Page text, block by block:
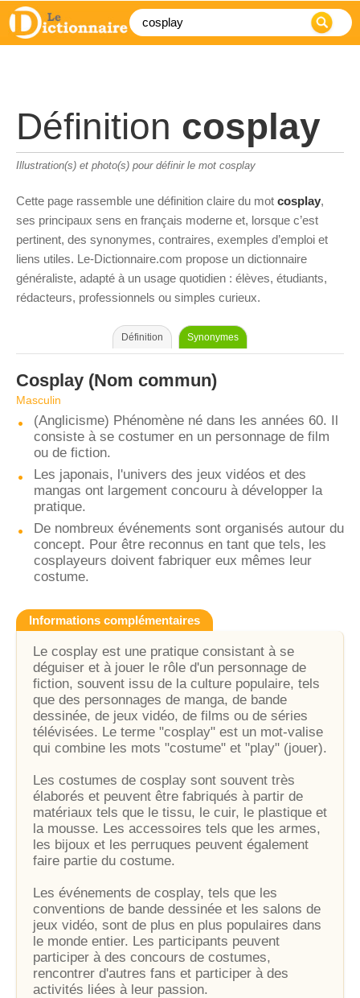
Définition cosplay
Illustration(s) et photo(s) pour définir le mot cosplay
Cette page rassemble une définition claire du mot cosplay,
ses principaux sens en français moderne et, lorsque c’est
pertinent, des synonymes, contraires, exemples d’emploi et
liens utiles. Le-Dictionnaire.com propose un dictionnaire
généraliste, adapté à un usage quotidien : élèves, étudiants,
rédacteurs, professionnels ou simples curieux.
Définition Synonymes
Cosplay (Nom commun)
Masculin
(Anglicisme) Phénomène né dans les années 60. Il
consiste à se costumer en un personnage de film
ou de fiction.
Les japonais, l'univers des jeux vidéos et des
mangas ont largement concouru à développer la
pratique.
De nombreux événements sont organisés autour du
concept. Pour être reconnus en tant que tels, les
cosplayeurs doivent fabriquer eux mêmes leur
costume.
Informations complémentaires
Le cosplay est une pratique consistant à se
déguiser et à jouer le rôle d'un personnage de
fiction, souvent issu de la culture populaire, tels
que des personnages de manga, de bande
dessinée, de jeux vidéo, de films ou de séries
télévisées. Le terme "cosplay" est un mot-valise
qui combine les mots "costume" et "play" (jouer).
Les costumes de cosplay sont souvent très
élaborés et peuvent être fabriqués à partir de
matériaux tels que le tissu, le cuir, le plastique et
la mousse. Les accessoires tels que les armes,
les bijoux et les perruques peuvent également
faire partie du costume.
Les événements de cosplay, tels que les
conventions de bande dessinée et les salons de
jeux vidéo, sont de plus en plus populaires dans
le monde entier. Les participants peuvent
participer à des concours de costumes,
rencontrer d'autres fans et participer à des
activités liées à leur passion.